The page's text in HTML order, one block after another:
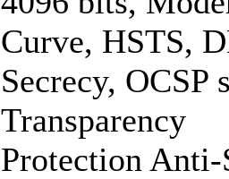
Curve, HSTS,
Secrecy,
Transparency
Protection